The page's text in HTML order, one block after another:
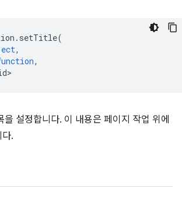
. setTitle(
,
,
설정합니다. 이 내용은 페이지 작업 위에
.